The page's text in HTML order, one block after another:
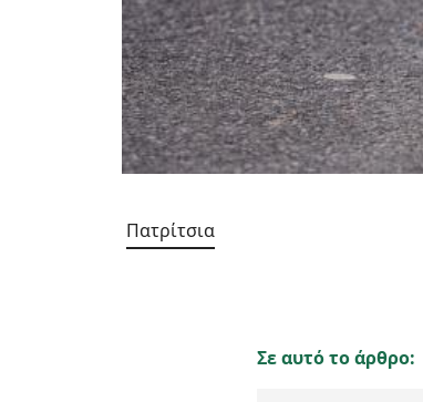
Πατρίτσια
Σε αυτό το άρθρο: